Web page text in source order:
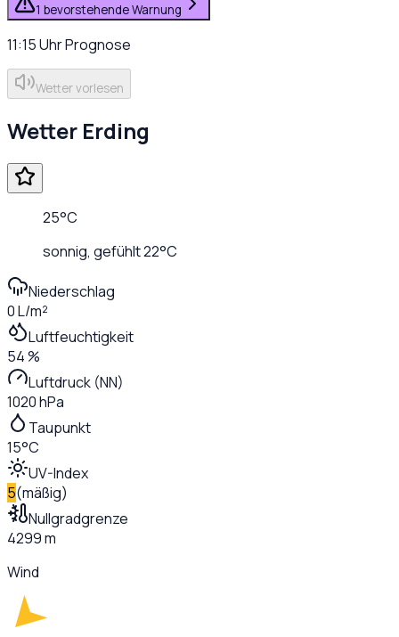
1 bevorstehende Warnung
11:15UhrPrognose
Wetter vorlesen
Wetter Erding
25°C
sonnig, gefühlt22°C
Niederschlag
0 L/m²
Luftfeuchtigkeit
54 %
Luftdruck (NN)
1020 hPa
Taupunkt
15°C
UV-Index
5(mäßig)
Nullgradgrenze
4299 m
Wind